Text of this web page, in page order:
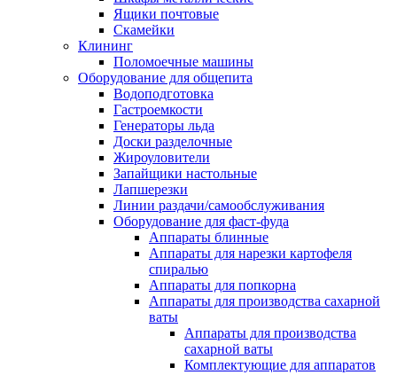
Ящики почтовые
Скамейки
Клининг
Поломоечные машины
Оборудование для общепита
Водоподготовка
Гастроемкости
Генераторы льда
Доски разделочные
Жироуловители
Запайщики настольные
Лапшерезки
Линии раздачи/самообслуживания
Оборудование для фаст-фуда
Аппараты блинные
Аппараты для нарезки картофеля
спиралью
Аппараты для попкорна
Аппараты для производства сахарной
ваты
Аппараты для производства
сахарной ваты
Комплектующие для аппаратов